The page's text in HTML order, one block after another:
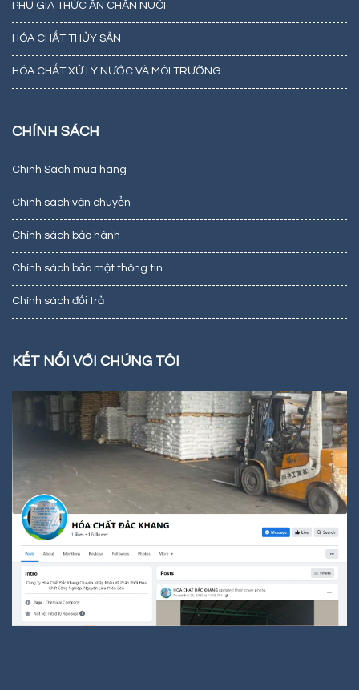
PHỤ GIA THỨC ĂN CHĂN NUÔI
HÓA CHẤT THỦY SẢN
HÓA CHẤT XỬ LÝ NƯỚC VÀ MÔI TRƯỜNG
CHÍNH SÁCH
Chính Sách mua hàng
Chính sách vận chuyển
Chính sách bảo hành
Chính sách bảo mật thông tin
Chính sách đổi trả
KẾT NỐI VỚI CHÚNG TÔI